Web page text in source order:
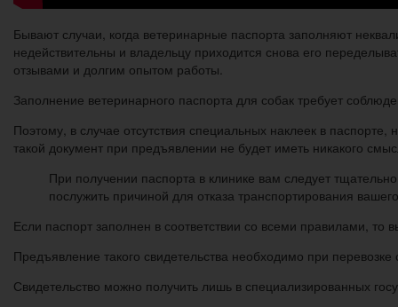
Бывают случаи, когда ветеринарные паспорта заполняют
недействительны и владельцу приходится снова его
отзывами и долгим опытом работы.
Заполнение ветеринарного паспорта для собак требует
Поэтому, в случае отсутствия специальных наклеек в
такой документ при предъявлении не будет иметь никакого
При получении паспорта в клинике вам следует
послужить причиной для отказа транспортирования
Если паспорт заполнен в соответствии со всеми правилами,
Предъявление такого свидетельства необходимо при
Свидетельство можно получить лишь в специализированных